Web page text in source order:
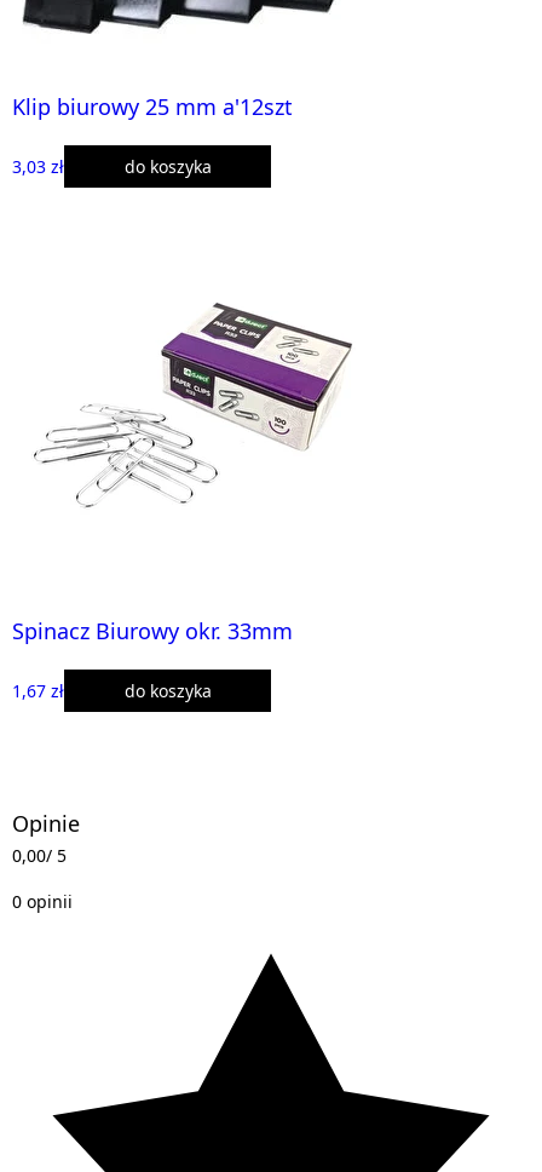
Klip biurowy 25 mm a'12szt
3,03 zł do koszyka
Spinacz Biurowy okr. 33mm
1,67 zł do koszyka
Opinie
0,00/ 5
0 opinii